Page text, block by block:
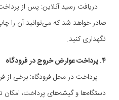
دریافت رسید آنلاین: پس از
صادر خواهد شد که می‌توانید آن را
نگهداری کنید.
۴. پرداخت عوارض خروج در فرودگاه
پرداخت در محل فرودگاه: برخی از
دستگاه‌ها و گیشه‌های پرداخت،